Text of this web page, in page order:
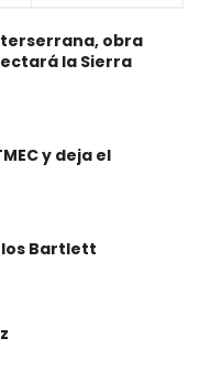
obra
la Sierra
y deja el
Bartlett